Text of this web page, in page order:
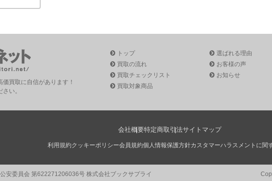
買取に自信があります！
い。
トップ
買取の流れ
買取チェックリスト
買取対象商品
選ばれる理由
お客様の声
お知らせ
会社概要特定商取引法サイトマップ
利用規約クッキーポリシー会員規約個人情報保護方針カスタマーハラスメントに関
安委員会 第622271206036号 株式会社ブックサプライ